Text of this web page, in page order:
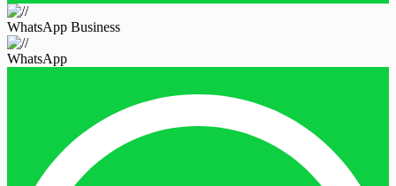
WhatsApp Business
WhatsApp